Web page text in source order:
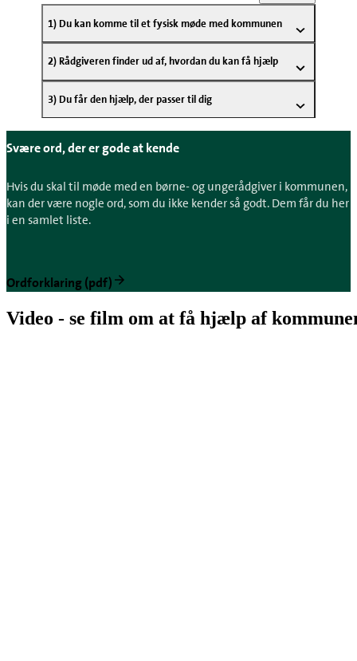
1) Du kan komme til et fysisk møde med kommunen
2) Rådgiveren finder ud af, hvordan du kan få hjælp
3) Du får den hjælp, der passer til dig
Svære ord, der er gode at kende
Hvis du skal til møde med en børne- og ungerådgiver i kommunen,
kan der være nogle ord, som du ikke kender så godt. Dem får du her
i en samlet liste.
Ordforklaring (pdf)
Video - se film om at få hjælp af